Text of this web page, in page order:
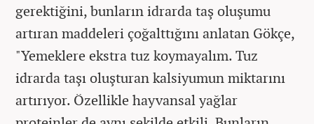
gerektiğini, bunların idrarda taş oluşumu
artıran maddeleri çoğalttığını anlatan Gökçe,
"Yemeklere ekstra tuz koymayalım. Tuz
idrarda taşı oluşturan kalsiyumun miktarını
artırıyor. Özellikle hayvansal yağlar